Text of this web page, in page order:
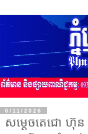
6/11/2026
សម្តេចតេជោ ហ៊ុន